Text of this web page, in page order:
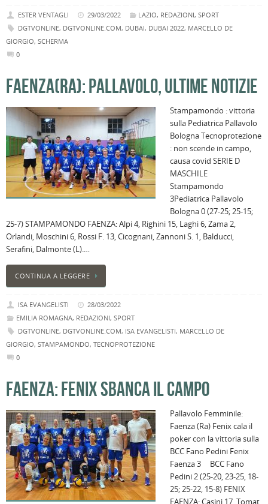
ESTER VENTAGLI 29/03/2022 LAZIO, REDAZIONI, SPORT
DGTVONLINE, DGTVONLINE.COM, DUBAI, DUBAI 2022, MARCELLO DE
GIORGIO, SCHERMA
0
FAENZA(RA): PALLAVOLO, ULTIME NOTIZIE
Stampamondo : vittoria
sulla Pediatrica Pallavolo
Bologna Tecnoprotezione
: non scende in campo,
causa covid SERIE D
MASCHILE
Stampamondo
3Pediatrica Pallavolo
Bologna 0 (27-25; 25-15;
25-7) STAMPAMONDO FAENZA: Alpi 4, Righini 15, Laghi 6, Zama 2,
Orlandi, Moschini 6, Rossi F. 13, Cicognani, Zannoni S. 1, Balducci,
Serafini, Dalmonte (L).…
CONTINUA A LEGGERE
ISA EVANGELISTI
28/03/2022
EMILIA ROMAGNA, REDAZIONI, SPORT
DGTVONLINE, DGTVONLINE.COM, ISA EVANGELISTI, MARCELLO DE
GIORGIO, STAMPAMONDO, TECNOPROTEZIONE
0
FAENZA: FENIX SBANCA IL CAMPO
Pallavolo Femminile:
Faenza (Ra) Fenix cala il
poker con la vittoria sulla
BCC Fano Pedini Fenix
Faenza 3 BCC Fano
Pedini 2 (25-20, 23-25, 18-
25; 25-22, 15-8) FENIX
FAENZA: Casini 17, Tomat